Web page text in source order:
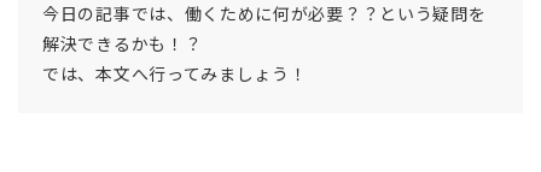
今日の記事では、働くために何が必要？？という疑問を
解決できるかも！？
では、本文へ行ってみましょう！